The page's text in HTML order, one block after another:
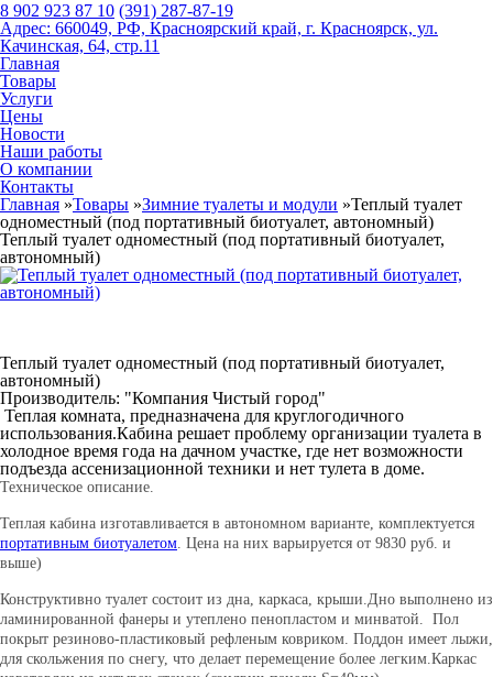
8 902 923 87 10 (391) 287-87-19
Адрес: 660049, РФ, Красноярский край, г. Красноярск, ул.
Качинская, 64, стр.11
Главная
Товары
Услуги
Цены
Новости
Наши работы
О компании
Контакты
Главная »Товары »Зимние туалеты и модули »Теплый туалет
одноместный (под портативный биотуалет, автономный)
Теплый туалет одноместный (под портативный биотуалет,
автономный)
Теплый туалет одноместный (под портативный биотуалет,
автономный)
Производитель: "Компания Чистый город"
Теплая комната, предназначена для круглогодичного
использования.Кабина решает проблему организации туалета в
холодное время года на дачном участке, где нет возможности
подъезда ассенизационной техники и нет тулета в доме.
Техническое описание.
Теплая кабина изготавливается в автономном варианте, комплектуется
портативным биотуалетом. Цена на них варьируется от 9830 руб. и
выше)
Конструктивно туалет состоит из дна, каркаса, крыши.Дно выполнено из
ламинированной фанеры и утеплено пенопластом и минватой. Пол
покрыт резиново-пластиковый рефленым ковриком. Поддон имеет лыжи,
для скольжения по снегу, что делает перемещение более легким.Каркас